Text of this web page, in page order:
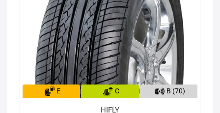
E C B (70)
HIFLY